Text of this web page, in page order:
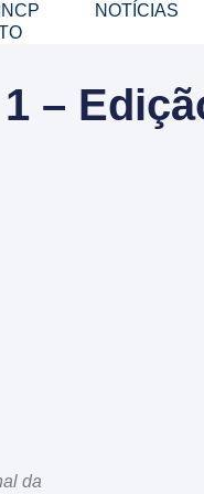
NOTÍCIAS
–
da